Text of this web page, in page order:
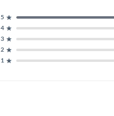
1
2
3
4
5